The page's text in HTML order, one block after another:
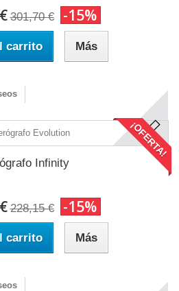
301,70 € -15%
carrito Más
¡OFERTA!
Infinity
228,15 € -15%
carrito Más